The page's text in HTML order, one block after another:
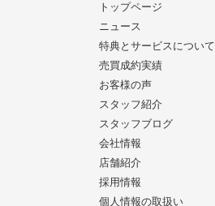
トップページ
ニュース
特典とサービスについて
売買成約実績
お客様の声
スタッフ紹介
スタッフブログ
会社情報
店舗紹介
採用情報
個人情報の取扱い